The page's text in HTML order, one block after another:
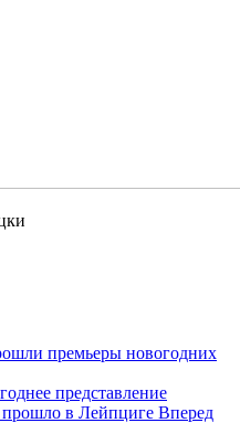
премьеры новогодних
представление
в Лейпциге Вперед